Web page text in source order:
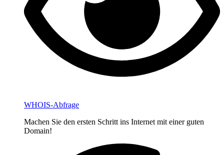
WHOIS-Abfrage
Machen Sie den ersten Schritt ins Internet mit einer guten
Domain!